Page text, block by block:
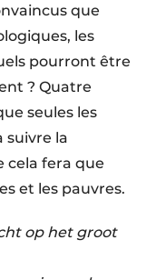
que
les
pourront être
? Quatre
seules les
suivre la
cela fera que
et les pauvres.
op het groot